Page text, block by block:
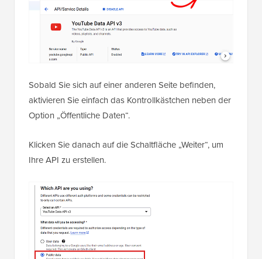
Sobald Sie sich auf einer anderen Seite befinden,
aktivieren Sie einfach das Kontrollkästchen neben der
Option „Öffentliche Daten“.
Klicken Sie danach auf die Schaltfläche „Weiter“, um
Ihre API zu erstellen.